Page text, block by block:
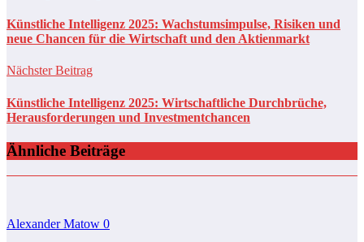
Künstliche Intelligenz 2025: Wachstumsimpulse, Risiken und
neue Chancen für die Wirtschaft und den Aktienmarkt
Nächster Beitrag
Künstliche Intelligenz 2025: Wirtschaftliche Durchbrüche,
Herausforderungen und Investmentchancen
Ähnliche Beiträge
Alexander Matow 0